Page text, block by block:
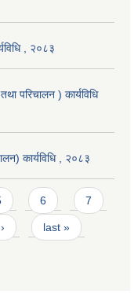
, २०८३
परिचालन ) कार्यविधि
कार्यविधि , २०८३
6 7
last »